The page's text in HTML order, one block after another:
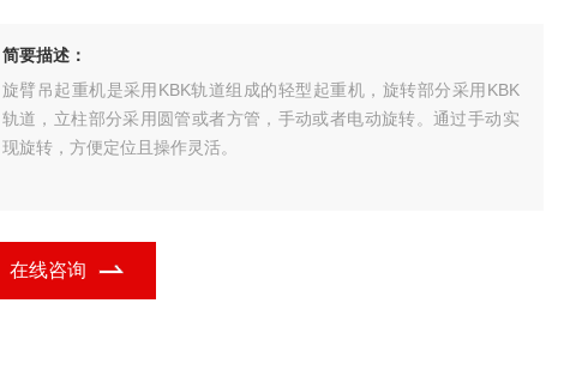
简要描述：
旋臂吊起重机是采用KBK轨道组成的轻型起重机，旋转部分采用KBK
轨道，立柱部分采用圆管或者方管，手动或者电动旋转。通过手动实
现旋转，方便定位且操作灵活。
在线咨询